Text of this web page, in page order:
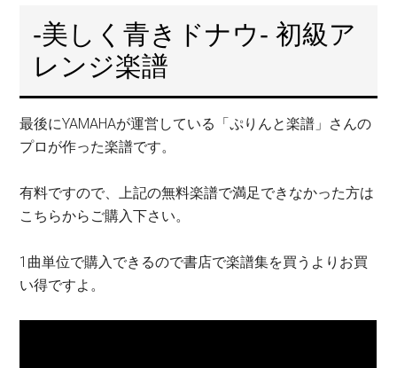
-美しく青きドナウ- 初級ア
レンジ楽譜
最後にYAMAHAが運営している「ぷりんと楽譜」さんの
プロが作った楽譜です。
有料ですので、上記の無料楽譜で満足できなかった方は
こちらからご購入下さい。
1曲単位で購入できるので書店で楽譜集を買うよりお買
い得ですよ。